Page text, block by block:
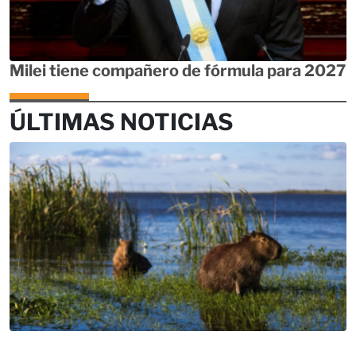
Milei tiene compañero de fórmula para 2027
ÚLTIMAS NOTICIAS